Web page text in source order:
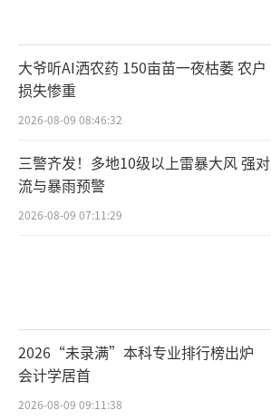
大爷听AI洒农药 150亩苗一夜枯萎 农户
损失惨重
2026-08-09 08:46:32
三警齐发！多地10级以上雷暴大风 强对
流与暴雨预警
2026-08-09 07:11:29
2026“未录满”本科专业排行榜出炉
会计学居首
2026-08-09 09:11:38